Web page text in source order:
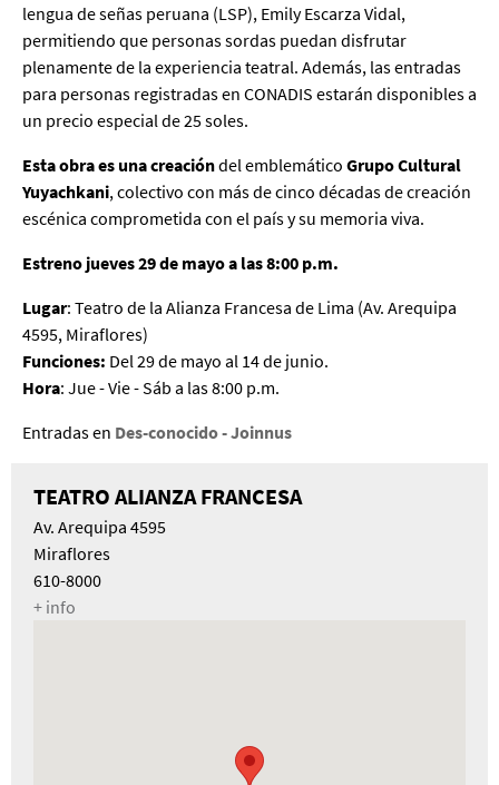
lengua de señas peruana (LSP), Emily Escarza Vidal,
permitiendo que personas sordas puedan disfrutar
plenamente de la experiencia teatral. Además, las entradas
para personas registradas en CONADIS estarán disponibles a
un precio especial de 25 soles.
Esta obra es una creacióndel emblemático Grupo Cultural
Yuyachkani, colectivo con más de cinco décadas de creación
escénica comprometida con el país y su memoria viva.
Estreno jueves 29 de mayo a las 8:00 p.m.
Lugar: Teatro de la Alianza Francesa de Lima (Av. Arequipa
4595, Miraflores)
Funciones: Del 29 de mayo al 14 de junio.
Hora: Jue - Vie - Sáb a las 8:00 p.m.
Entradas en Des-conocido - Joinnus
TEATRO ALIANZA FRANCESA
Av. Arequipa 4595
Miraflores
610-8000
+ info